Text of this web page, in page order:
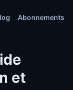
Abonnements
et